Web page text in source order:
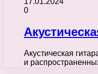
0
Акустическая
и